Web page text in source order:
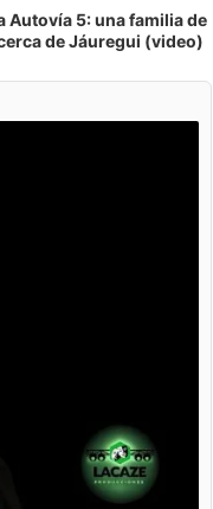
Autovía 5: una familia de
de Jáuregui (video)